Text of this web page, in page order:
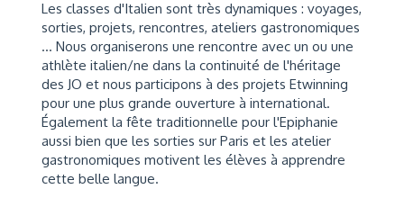
Les classes d'Italien sont très dynamiques : voyages,
sorties, projets, rencontres, ateliers gastronomiques
... Nous organiserons une rencontre avec un ou une
athlète italien/ne dans la continuité de l'héritage
des JO et nous participons à des projets Etwinning
pour une plus grande ouverture à international.
Également la fête traditionnelle pour l'Epiphanie
aussi bien que les sorties sur Paris et les atelier
gastronomiques motivent les élèves à apprendre
cette belle langue.